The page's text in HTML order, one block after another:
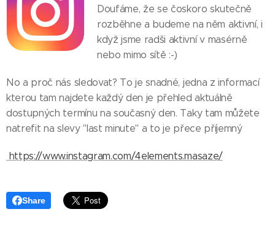
Doufáme, že se čoskoro skutečně
rozběhne a budeme na něm aktivní, i
když jsme radši aktivní v masérně
nebo mimo sítě :-)
No a proč nás sledovat? To je snadné, jedna z informací
kterou tam najdete každý den je přehled aktuálně
dostupných termínu na současný den. Taky tam můžete
natrefit na slevy "last minute" a to je přece příjemný
https://www.instagram.com/4elements.masaze/
Share